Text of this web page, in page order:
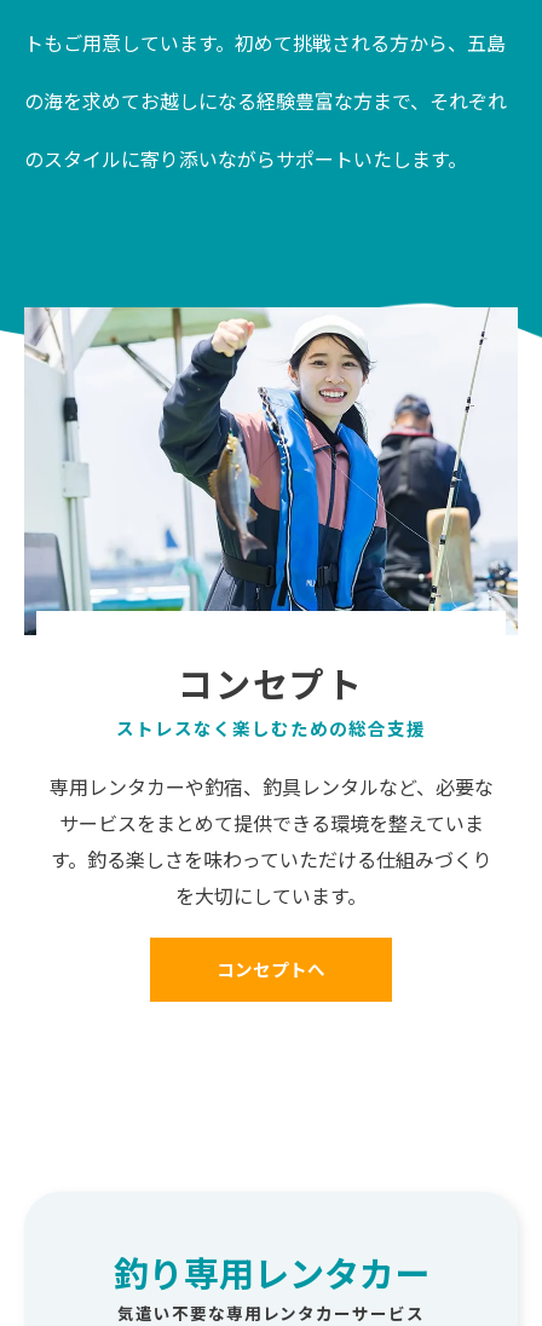
トもご用意しています。初めて挑戦される方から、五島
の海を求めてお越しになる経験豊富な方まで、それぞれ
のスタイルに寄り添いながらサポートいたします。
コンセプト
ストレスなく楽しむための総合支援
専用レンタカーや釣宿、釣具レンタルなど、必要な
サービスをまとめて提供できる環境を整えていま
す。釣る楽しさを味わっていただける仕組みづくり
を大切にしています。
コンセプトへ
釣り専用レンタカー
気遣い不要な専用レンタカーサービス